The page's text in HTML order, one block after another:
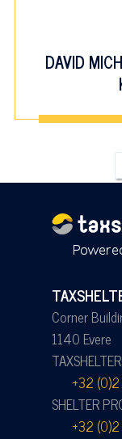
DAVID
Corner
1140 Evere
+32
SHELTER
+32